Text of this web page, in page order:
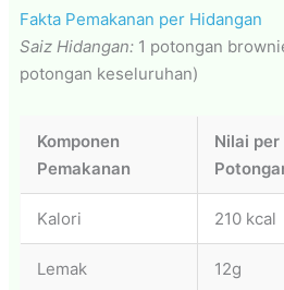
Fakta Pemakanan per Hidangan
Saiz Hidangan: 1 potongan
potongan keseluruhan)
Komponen
Pemakanan
Nilai per
Kalori 210 kcal
Lemak 12g